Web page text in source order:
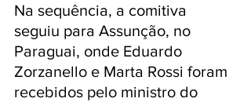
Na sequência, a comitiva
seguiu para Assunção, no
Paraguai, onde Eduardo
Zorzanello e Marta Rossi foram
recebidos pelo ministro do